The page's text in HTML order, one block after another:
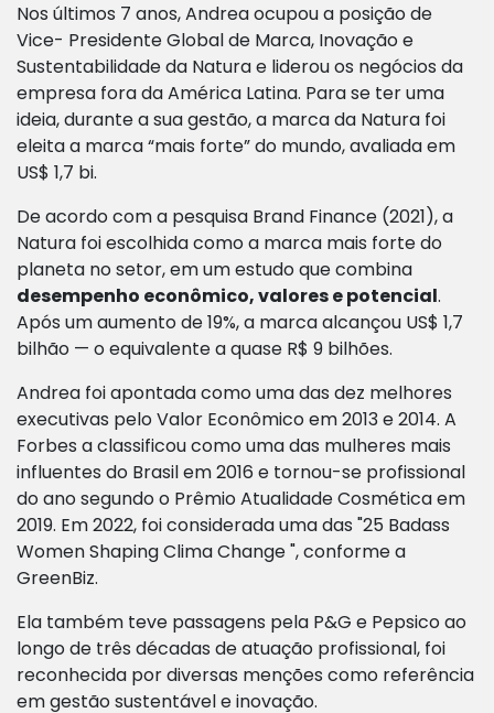
Nos últimos 7 anos, Andrea ocupou a posição de
Vice- Presidente Global de Marca, Inovação e
Sustentabilidade da Natura e liderou os negócios da
empresa fora da América Latina. Para se ter uma
ideia, durante a sua gestão, a marca da Natura foi
eleita a marca “mais forte” do mundo, avaliadaem
US$ 1,7 bi.
De acordo com a pesquisa Brand Finance (2021), a
Natura foi escolhida como a marca mais forte do
planeta no setor, em um estudo que combina
desempenho econômico, valores e potencial.
Após um aumento de 19%, a marca alcançou US$ 1,7
bilhão — o equivalente a quase R$ 9 bilhões.
Andrea foi apontada como uma das dez melhores
executivas pelo Valor Econômico em 2013 e 2014. A
Forbes a classificou como uma das mulheres mais
influentes do Brasil em 2016 e tornou-se profissional
do ano segundo o Prêmio Atualidade Cosmética em
2019. Em 2022, foi considerada uma das "25 Badass
Women Shaping Clima Change ", conforme a
GreenBiz.
Ela também teve passagens pela P&G e Pepsico ao
longo de três décadas de atuação profissional, foi
reconhecida por diversas menções como referência
em gestão sustentável e inovação.